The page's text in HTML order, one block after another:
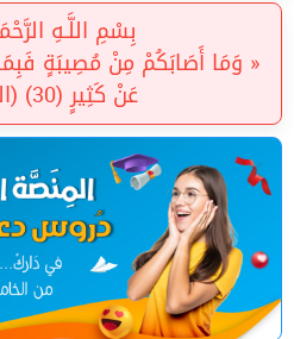
بِسْمِ اللَّـهِ
« وَمَا أَصَابَكُمْ مِنْ مُصِيبَةٍ
عَنْ كَثِيرٍ (30) (الشورى) »